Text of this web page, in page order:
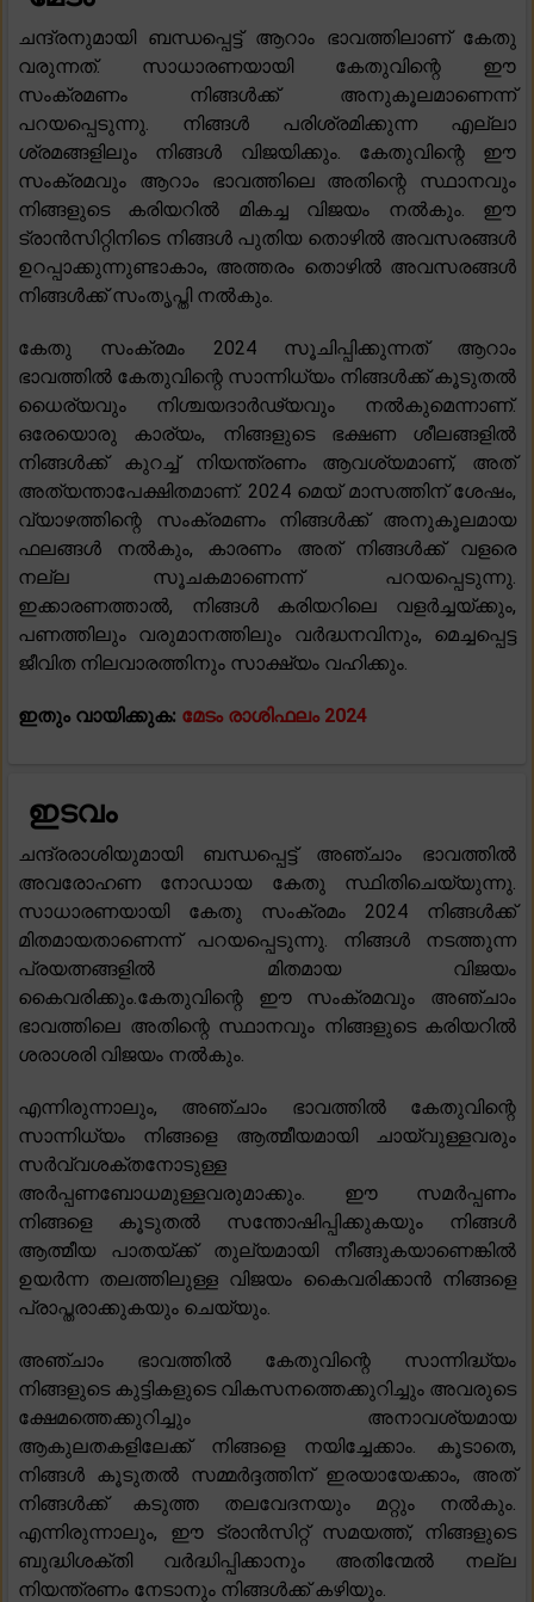
ചന്ദ്രനുമായി ബന്ധപ്പെട്ട് ആറാം ഭാവത്തിലാണ് കേതു
വരുന്നത്. സാധാരണയായി കേതുവിന്റെ ഈ
സംക്രമണം നിങ്ങൾക്ക് അനുകൂലമാണെന്ന്
പറയപ്പെടുന്നു. നിങ്ങൾ പരിശ്രമിക്കുന്ന എല്ലാ
ശ്രമങ്ങളിലും നിങ്ങൾ വിജയിക്കും. കേതുവിന്റെ ഈ
സംക്രമവും ആറാം ഭാവത്തിലെ അതിന്റെ സ്ഥാനവും
നിങ്ങളുടെ കരിയറിൽ മികച്ച വിജയം നൽകും. ഈ
ട്രാൻസിറ്റിനിടെ നിങ്ങൾ പുതിയ തൊഴിൽ അവസരങ്ങൾ
ഉറപ്പാക്കുന്നുണ്ടാകാം, അത്തരം തൊഴിൽ അവസരങ്ങൾ
നിങ്ങൾക്ക് സംതൃപ്തി നൽകും.
കേതു സംക്രമം 2024 സൂചിപ്പിക്കുന്നത് ആറാം
ഭാവത്തിൽ കേതുവിന്റെ സാന്നിധ്യം നിങ്ങൾക്ക് കൂടുതൽ
ധൈര്യവും നിശ്ചയദാർഢ്യവും നൽകുമെന്നാണ്.
ഒരേയൊരു കാര്യം, നിങ്ങളുടെ ഭക്ഷണ ശീലങ്ങളിൽ
നിങ്ങൾക്ക് കുറച്ച് നിയന്ത്രണം ആവശ്യമാണ്, അത്
അത്യന്താപേക്ഷിതമാണ്. 2024 മെയ് മാസത്തിന് ശേഷം,
വ്യാഴത്തിന്റെ സംക്രമണം നിങ്ങൾക്ക് അനുകൂലമായ
ഫലങ്ങൾ നൽകും, കാരണം അത് നിങ്ങൾക്ക് വളരെ
നല്ല സൂചകമാണെന്ന് പറയപ്പെടുന്നു.
ഇക്കാരണത്താൽ, നിങ്ങൾ കരിയറിലെ വളർച്ചയ്ക്കും,
പണത്തിലും വരുമാനത്തിലും വർദ്ധനവിനും, മെച്ചപ്പെട്ട
ജീവിത നിലവാരത്തിനും സാക്ഷ്യം വഹിക്കും.
ഇതും വായിക്കുക: മേടം രാശിഫലം 2024
ഇടവം
ചന്ദ്രരാശിയുമായി ബന്ധപ്പെട്ട് അഞ്ചാം ഭാവത്തിൽ
അവരോഹണ നോഡായ കേതു സ്ഥിതിചെയ്യുന്നു.
സാധാരണയായി കേതു സംക്രമം 2024 നിങ്ങൾക്ക്
മിതമായതാണെന്ന് പറയപ്പെടുന്നു. നിങ്ങൾ നടത്തുന്ന
പ്രയത്നങ്ങളിൽ മിതമായ വിജയം
കൈവരിക്കും.കേതുവിന്റെ ഈ സംക്രമവും അഞ്ചാം
ഭാവത്തിലെ അതിന്റെ സ്ഥാനവും നിങ്ങളുടെ കരിയറിൽ
ശരാശരി വിജയം നൽകും.
എന്നിരുന്നാലും, അഞ്ചാം ഭാവത്തിൽ കേതുവിന്റെ
സാന്നിധ്യം നിങ്ങളെ ആത്മീയമായി ചായ്‌വുള്ളവരും
സർവ്വശക്തനോടുള്ള
അർപ്പണബോധമുള്ളവരുമാക്കും. ഈ സമർപ്പണം
നിങ്ങളെ കൂടുതൽ സന്തോഷിപ്പിക്കുകയും നിങ്ങൾ
ആത്മീയ പാതയ്ക്ക് തുല്യമായി നീങ്ങുകയാണെങ്കിൽ
ഉയർന്ന തലത്തിലുള്ള വിജയം കൈവരിക്കാൻ നിങ്ങളെ
പ്രാപ്തരാക്കുകയും ചെയ്യും.
അഞ്ചാം ഭാവത്തിൽ കേതുവിന്റെ സാന്നിദ്ധ്യം
നിങ്ങളുടെ കുട്ടികളുടെ വികസനത്തെക്കുറിച്ചും അവരുടെ
ക്ഷേമത്തെക്കുറിച്ചും അനാവശ്യമായ
ആകുലതകളിലേക്ക് നിങ്ങളെ നയിച്ചേക്കാം. കൂടാതെ,
നിങ്ങൾ കൂടുതൽ സമ്മർദ്ദത്തിന് ഇരയായേക്കാം, അത്
നിങ്ങൾക്ക് കടുത്ത തലവേദനയും മറ്റും നൽകും.
എന്നിരുന്നാലും, ഈ ട്രാൻസിറ്റ് സമയത്ത്, നിങ്ങളുടെ
ബുദ്ധിശക്തി വർദ്ധിപ്പിക്കാനും അതിന്മേൽ നല്ല
നിയന്ത്രണം നേടാനും നിങ്ങൾക്ക് കഴിയും.